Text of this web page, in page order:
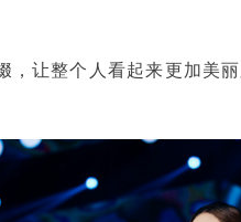
，让整个人看起来更加美